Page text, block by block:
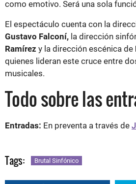
como emotivo. Será una sola
El espectáculo cuenta con la
Gustavo Falconí, la dirección
Ramírez y la dirección escénica de
quienes lideran este cruce entre
musicales.
Todo sobre las
Entradas: En preventa a través de
Tags: Brutal Sinfónico